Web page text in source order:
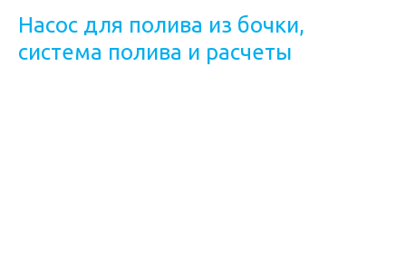
Насос для полива из бочки,
система полива и расчеты